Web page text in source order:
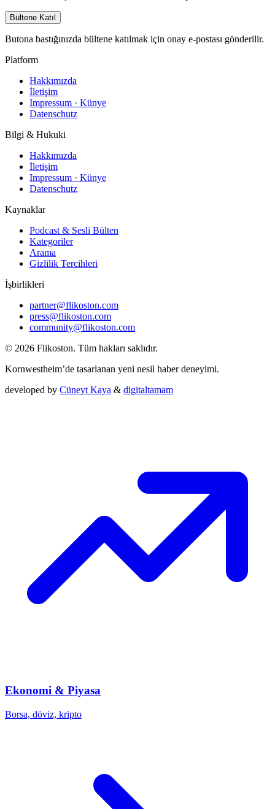
Bültene Katıl
Butona bastığınızda bültene katılmak için onay e-postası gönderilir.
Platform
Hakkımızda
İletişim
Impressum · Künye
Datenschutz
Bilgi & Hukuki
Hakkımızda
İletişim
Impressum · Künye
Datenschutz
Kaynaklar
Podcast & Sesli Bülten
Kategoriler
Arama
Gizlilik Tercihleri
İşbirlikleri
partner@flikoston.com
press@flikoston.com
community@flikoston.com
© 2026 Flikoston. Tüm hakları saklıdır.
Kornwestheim’de tasarlanan yeni nesil haber deneyimi.
developed by Cüneyt Kaya & digitaltamam
Ekonomi & Piyasa
Borsa, döviz, kripto